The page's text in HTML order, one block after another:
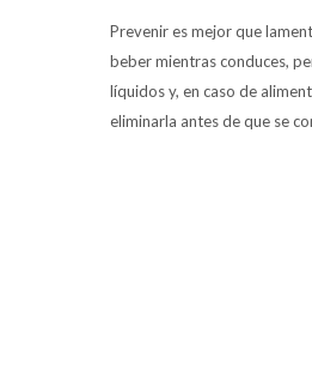
Prevenir es mejor que
beber mientras conduces,
líquidos y, en caso de
eliminarla antes de que se